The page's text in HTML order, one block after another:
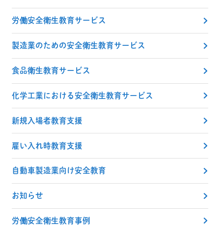
労働安全衛生教育サービス
製造業のための安全衛生教育サービス
食品衛生教育サービス
化学工業における安全衛生教育サービス
新規入場者教育支援
雇い入れ時教育支援
自動車製造業向け安全教育
お知らせ
労働安全衛生教育事例